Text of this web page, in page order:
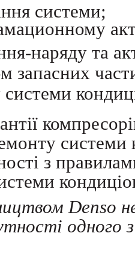
системи;
наряду та
запасних
системи
з
Denso
одного